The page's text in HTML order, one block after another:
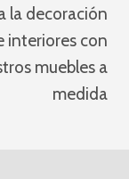
la decoración
interiores con
muebles a
medida